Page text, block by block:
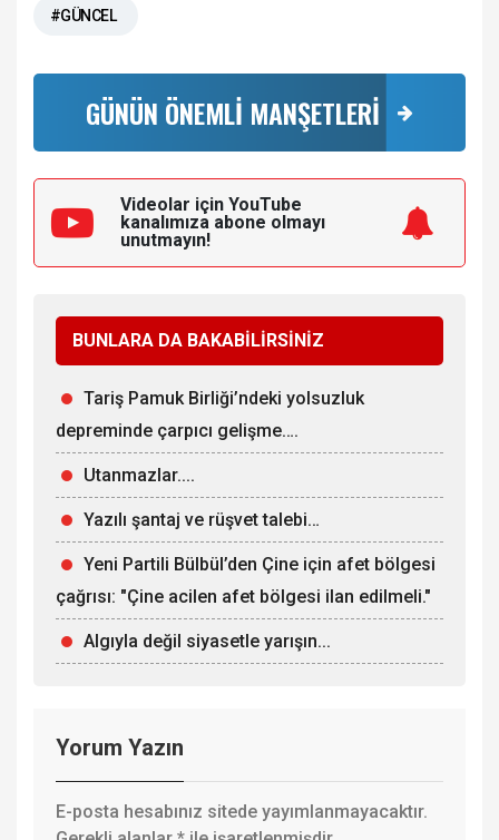
#GÜNCEL
GÜNÜN ÖNEMLİ MANŞETLERİ
Videolar için YouTube
kanalımıza abone olmayı
unutmayın!
BUNLARA DA BAKABİLİRSİNİZ
Tariş Pamuk Birliği’ndeki yolsuzluk
depreminde çarpıcı gelişme….
Utanmazlar....
Yazılı şantaj ve rüşvet talebi…
Yeni Partili Bülbül’den Çine için afet bölgesi
çağrısı: "Çine acilen afet bölgesi ilan edilmeli."
Algıyla değil siyasetle yarışın...
Yorum Yazın
E-posta hesabınız sitede yayımlanmayacaktır.